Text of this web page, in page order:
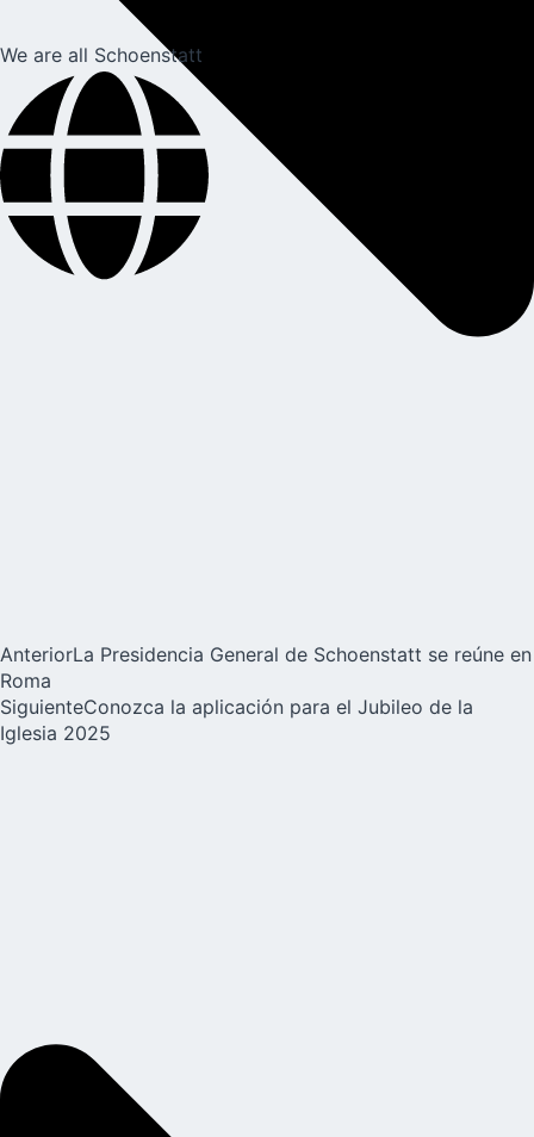
AnteriorLa Presidencia General de Schoenstatt se reúne en
Roma
SiguienteConozca la aplicación para el Jubileo de la
Iglesia 2025
We are all Schoenstatt